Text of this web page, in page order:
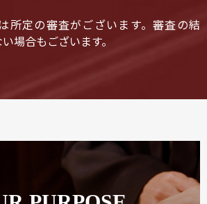
所定の審査がございます。審査の結
場合もございます。